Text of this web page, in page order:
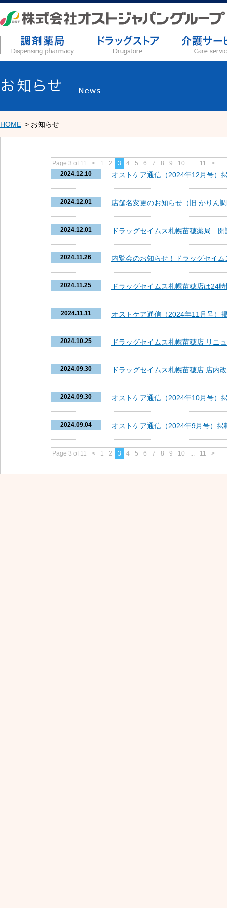
HOME お知らせ
Page 3 of 11 < 1 2 3 4 5 6 7 8 9 10 ... 11
>
2024.12.10
オストケア通信（2024年12月号）
2024.12.01 店舗名変更のお知らせ（旧 かりん
2024.12.01 ドラッグセイムス札幌苗穂薬局 開
2024.11.26 内覧会のお知らせ！ドラッグセイ
2024.11.25 ドラッグセイムス札幌苗穂店は24
2024.11.11 オストケア通信（2024年11月号）
2024.10.25 ドラッグセイムス札幌苗穂店 リニ
2024.09.30 ドラッグセイムス札幌苗穂店 店内
2024.09.30 オストケア通信（2024年10月号）
2024.09.04 オストケア通信（2024年9月号）掲
Page 3 of 11 < 1 2 3 4 5 6 7 8 9 10 ... 11 >